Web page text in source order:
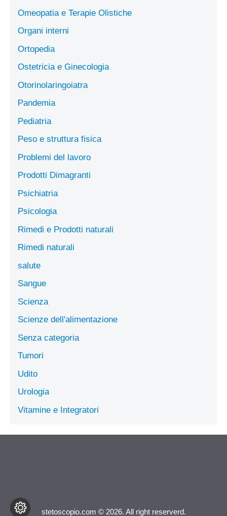
Omeopatia e Terapie Olistiche
Organi interni
Ortopedia
Ostetricia e Ginecologia
Otorinolaringoiatra
Pandemia
Pediatria
Peso e struttura fisica
Problemi del lavoro
Prodotti Dimagranti
Psichiatria
Psicologia
Rimedi e Prodotti naturali
Rimedi naturali
salute
Sangue
Scienza
Scienze dell'alimentazione
Senza categoria
Tumori
Udito
Urologia
Vitamine e Integratori
stetoscopio.com © 2026. All right reserverd.